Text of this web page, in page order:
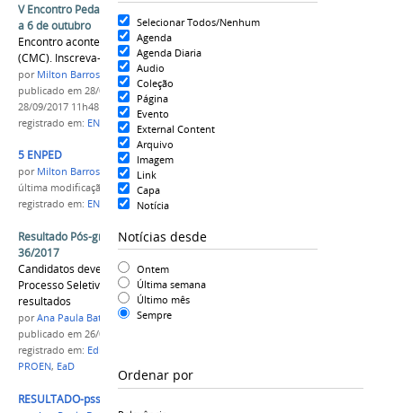
Selecionar Todos/Nenhum
Agenda
Agenda Diaria
Audio
Coleção
Página
Evento
External Content
Arquivo
Imagem
Link
Capa
Notícia
Notícias desde
Ontem
Última semana
Último mês
Sempre
Ordenar por
V Encontro Pedagógico do IFAM acontece de 02
a 6 de outubro
Encontro acontece no Campus Manaus Centro
(CMC). Inscreva-se
por Milton Barros
publicado em 28/09/2017 —última modificação
28/09/2017 11h48
registrado em: ENPED,PROEN Ensino
5 ENPED
por Milton Barros
última modificação
em 28/09/2017 11h45
registrado em: ENPED ,PROEN,Ensino
Resultado Pós-graduação em EaD - Edital 35 e
36/2017
Candidatos devem acessar o banner do
Processo Seletivo para ter acesso aos
resultados
porAna Paula Batista
publicado em 26/07/2017
registrado em: Edital 35/2017
PROEN, EaD
RESULTADO-pss-ead.png